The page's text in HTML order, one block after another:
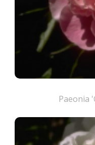
Paeonia